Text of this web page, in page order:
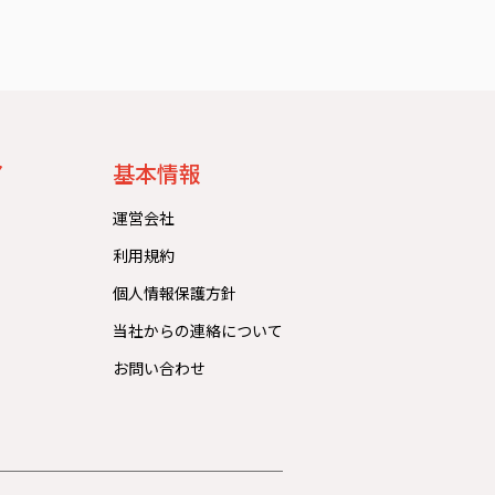
基本情報
運営会社
利用規約
個人情報保護方針
当社からの連絡について
お問い合わせ